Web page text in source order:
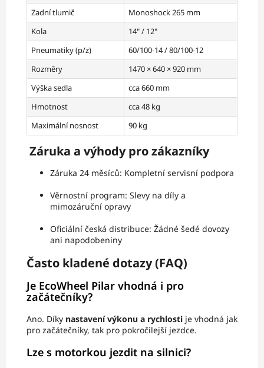
Zadní tlumič
Monoshock 265 mm
Kola
14" / 12"
Pneumatiky (p/z)
60/100-14 / 80/100-12
Rozměry
1470 × 640 × 920 mm
Výška sedla
cca 660 mm
Hmotnost
cca 48 kg
Maximální nosnost
90 kg
Záruka a výhody pro zákazníky
Záruka 24 měsíců: Kompletní servisní podpora
Věrnostní program: Slevy na díly a
mimozáruční opravy
Oficiální česká distribuce: Žádné šedé dovozy
ani napodobeniny
Často kladené dotazy (FAQ)
Je EcoWheel Pilar vhodná i pro
začátečníky?
Ano. Díky nastavení výkonu a rychlosti je vhodná jak
pro začátečníky, tak pro pokročilejší jezdce.
Lze s motorkou jezdit na silnici?